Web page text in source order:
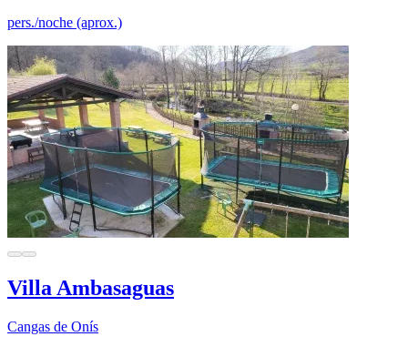
pers./noche (aprox.)
Villa Ambasaguas
Cangas de Onís